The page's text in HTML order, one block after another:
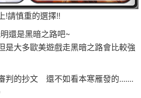
!請慎重的選擇!!
還是黑暗之路吧~
是大多歐美遊戲走黑暗之路會比較強
判的抄文 還不如看本寒雁發的.......